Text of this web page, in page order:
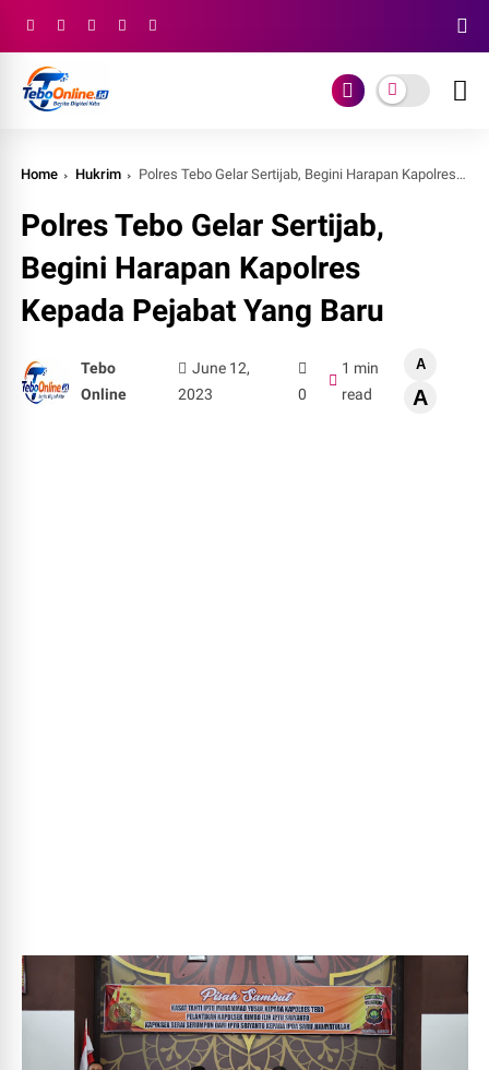
Home Hukrim Polres Tebo Gelar Sertijab, Begini Harapan Kapolres Kepada Pejabat Yang Baru
Polres Tebo Gelar Sertijab,
Begini Harapan Kapolres
Kepada Pejabat Yang Baru
Tebo
Online
June 12,
2023
0
1 min
read
A
A